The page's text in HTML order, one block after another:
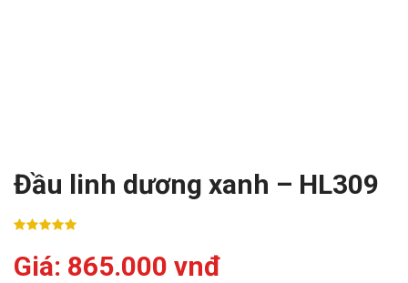
Đầu linh dương xanh – HL309
Giá: 865.000 vnđ